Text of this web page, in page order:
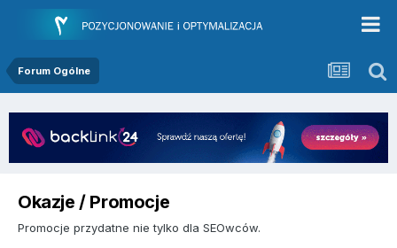
Forum Ogólne
Okazje / Promocje
Promocje przydatne nie tylko dla SEOwców.